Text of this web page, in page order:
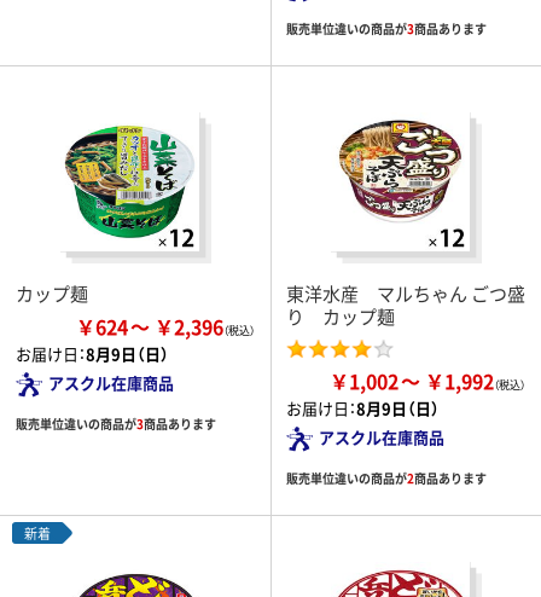
販売単位違いの商品が3商品あります
カップ麺
￥624 ￥2,396
お届け日：8月9日（日）
アスクル在庫商品
販売単位違いの商品が3商品あります
東洋水産 マルちゃん ごつ盛
り カップ麺
￥1,002 ￥1,992
お届け日：8月9日（日）
アスクル在庫商品
販売単位違いの商品が2商品あります
新着